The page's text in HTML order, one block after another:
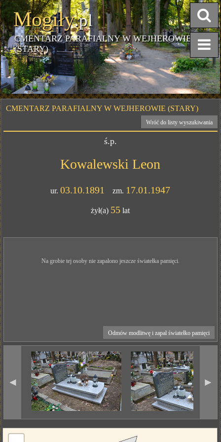
Mogiły.pl
CMENTARZ PARAFIALNY W WEJHEROWIE
(STARY)
CMENTARZ PARAFIALNY W WEJHEROWIE (STARY)
Wróć do listy wyszukiwania
ś.p.
Kowalewski Leon
ur.03.10.1891 zm. 17.01.1947
żył(a) 55 lat
Na grobie tej osoby nie zapalono jeszcze światełka pamięci.
Odmów modlitwę i zapal światełko pamięci
◄ ►